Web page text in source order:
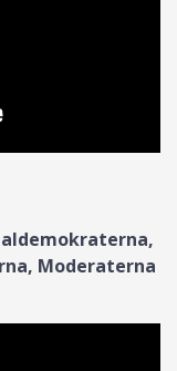
Moderaterna